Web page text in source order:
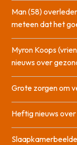
Man (58)
meteen dat het
Myron Koops
nieuws over
Grote zorgen om
Heftig nieuws